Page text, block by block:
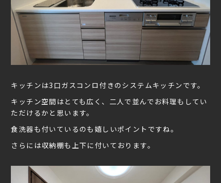
キッチンは3口ガスコンロ付きのシステムキッチンです。
キッチン空間はとても広く、二人で並んでお料理もしてい
ただけるかと思います。
食洗器も付いているのも嬉しいポイントですね。
さらには収納棚も上下に付いております。